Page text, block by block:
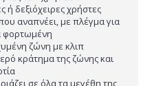
ή δεξιόχειρες χρήστες
αναπνέει, με πλέγμα για
φορτωμένη
ζώνη με κλιπ
κράτημα της ζώνης και
σε όλα τα μεγέθη της